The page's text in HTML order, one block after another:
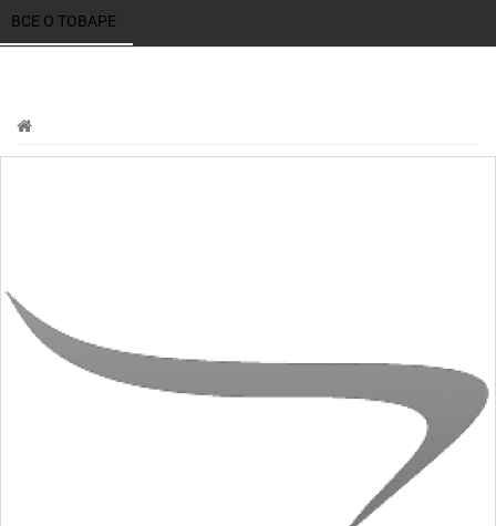
ВСЕ О ТОВАРЕ